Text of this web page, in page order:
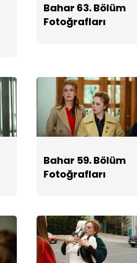
Bahar 63. Bölüm
Fotoğrafları
Bahar 59. Bölüm
Fotoğrafları